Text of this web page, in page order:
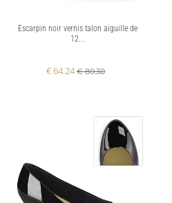
Escarpin noir vernis talon aiguille de
12...
€ 64.24 € 80.30